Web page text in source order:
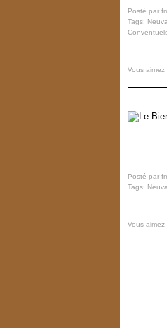
Posté par
Tags:
Vous aimez
Posté par
Tags:
Vous aimez